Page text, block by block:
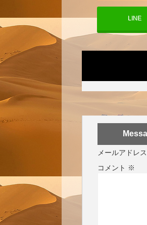
LINE
メールアドレ
コメント ※